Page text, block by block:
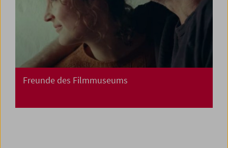
Freunde des Filmmuseums